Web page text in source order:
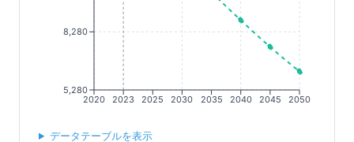
2020 2023 2025 2030 2035 2040 2045 2050
5,280
8,280
データテーブルを表示